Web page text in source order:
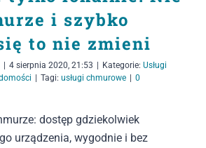
i szybko
to nie zmieni
| 4 sierpnia 2020, 21:53 | Kategorie: Usługi
| Tagi: usługi chmurowe | 0
dostęp gdziekolwiek
urządzenia, wygodnie i bez